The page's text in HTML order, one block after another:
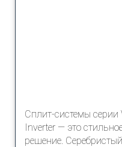
Сплит-системы серии
Inverter — это
решение.